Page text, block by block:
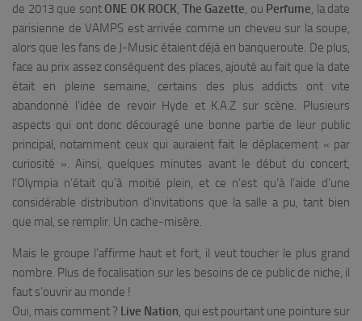
de 2013 que sont ONE OK ROCK, The Gazette, ou Perfume, la date
parisienne de VAMPS est arrivée comme un cheveu sur la soupe,
alors que les fans de J-Music étaient déjà en banqueroute. De plus,
face au prix assez conséquent des places, ajouté au fait que la date
était en pleine semaine, certains des plus addicts ont vite
abandonné l’idée de revoir Hyde et K.A.Z sur scène. Plusieurs
aspects qui ont donc découragé une bonne partie de leur public
principal, notamment ceux qui auraient fait le déplacement « par
curiosité ». Ainsi, quelques minutes avant le début du concert,
l’Olympia n’était qu’à moitié plein, et ce n’est qu’à l’aide d’une
considérable distribution d’invitations que la salle a pu, tant bien
que mal, se remplir. Un cache-misère.
Mais le groupe l’affirme haut et fort, il veut toucher le plus grand
nombre. Plus de focalisation sur les besoins de ce public de niche, il
faut s’ouvrir au monde !
Oui, mais comment ? Live Nation, qui est pourtant une pointure sur